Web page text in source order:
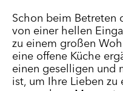
Schon beim Betreten
von einer hellen
zu einem großen
eine offene Küche
einen geselligen und
ist, um Ihre Lieben